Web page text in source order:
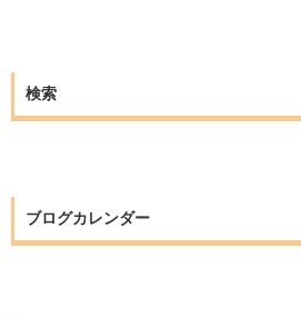
検索
ブログカレンダー